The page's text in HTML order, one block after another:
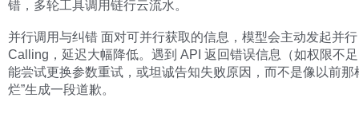
错，多轮工具调用链行云流水。
并行调用与纠错 面对可并行获取的信息，模型会主动发起并
Calling，延迟大幅降低。遇到 API 返回错误信息（如权限不
能尝试更换参数重试，或坦诚告知失败原因，而不是像以前那
烂”生成一段道歉。